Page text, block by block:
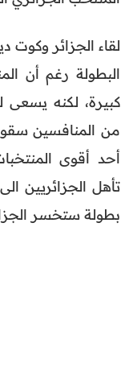
لقاء الجزائر وكوت
البطولة رغم أن
كبيرة، لكنه يسعى
من المنافسين
أحد أقوى
تأهل الجزائريين
بطولة ستخسر